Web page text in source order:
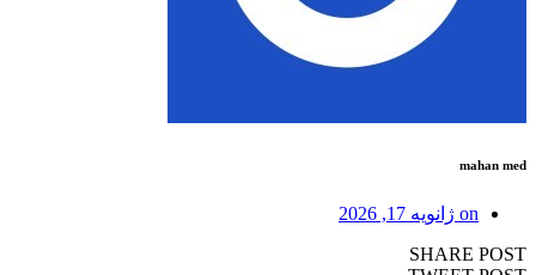
mahan med
on ژانویه 17, 2026
SHARE POST